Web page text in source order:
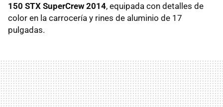
150 STX SuperCrew 2014, equipada con detalles de
color en la carrocería y rines de aluminio de 17
pulgadas.